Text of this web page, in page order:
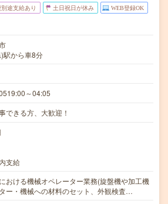
途支給あり 土日祝日が休み WEB登録OK
駅から車8分
～04:05
できる方、大歓迎！
支給
おける機械オペレーター業務(旋盤機や加工機
ー・機械への材料のセット、外観検査…